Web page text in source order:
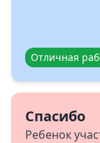
Отличная
Спасибо
Ребенок